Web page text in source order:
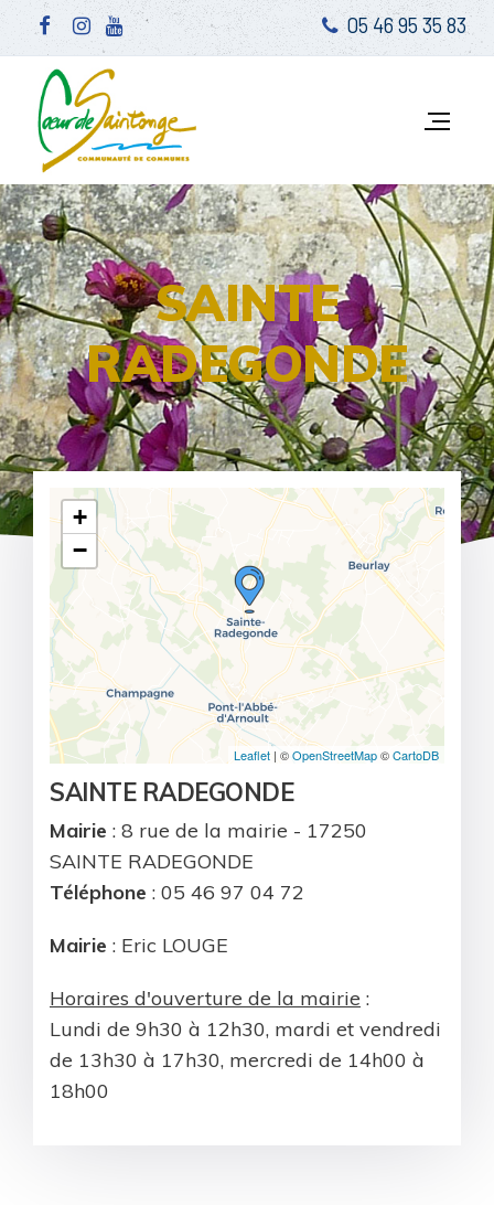
05 46 95 35 83
SAINTE
RADEGONDE
+
−
Leaflet | ©OpenStreetMap©CartoDB
SAINTE RADEGONDE
Mairie : 8 rue de la mairie - 17250
SAINTE RADEGONDE
Téléphone : 05 46 97 04 72
Mairie : Eric LOUGE
Horaires d'ouverture de la mairie :
Lundi de 9h30 à 12h30, mardi et vendredi
de 13h30 à 17h30, mercredi de 14h00 à
18h00